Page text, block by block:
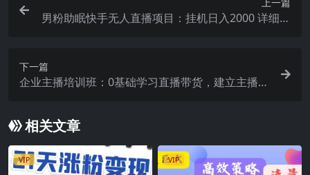
男粉助眠快手无人直播项目：挂机日入2000 详细教
下一篇
企业主播培训班：0基础学习直播带货，建立主播团
相关文章
VIP VIP